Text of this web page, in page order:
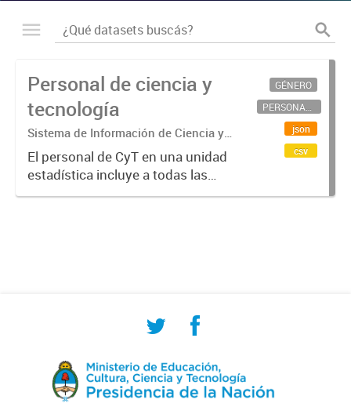
Personal de ciencia y
tecnología
Sistema de Información de Ciencia y
Tecnología Argentino (SICYTAR)
El personal de CyT en una unidad
estadística incluye a todas las
personas involucradas
GÉNERO
PERSONAL CIENTÍFICO-TECNOLÓGICO
json
csv